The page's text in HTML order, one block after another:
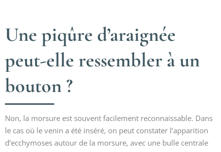
Une piqûre d’araignée
peut-elle ressembler à un
bouton ?
Non, la morsure est souvent facilement reconnaissable. Dans
le cas où le venin a été inséré, on peut constater l’apparition
d’ecchymoses autour de la morsure, avec une bulle centrale